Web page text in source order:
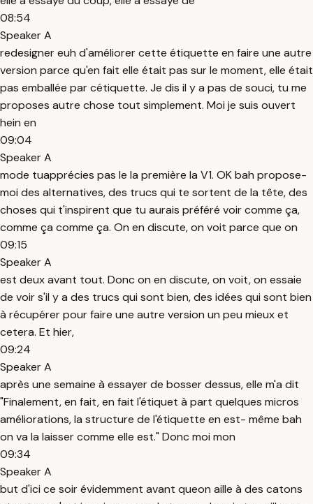
08:54
Speaker A
redesigner euh d'améliorer cette étiquette en faire une autre
version parce qu'en fait elle était pas sur le moment, elle était
pas emballée par cétiquette. Je dis il y a pas de souci, tu me
proposes autre chose tout simplement. Moi je suis ouvert
hein en
09:04
Speaker A
mode tuapprécies pas le la première la V1. OK bah propose-
moi des alternatives, des trucs qui te sortent de la tête, des
choses qui t'inspirent que tu aurais préféré voir comme ça,
comme ça comme ça. On en discute, on voit parce que on
09:15
Speaker A
est deux avant tout. Donc on en discute, on voit, on essaie
de voir s'il y a des trucs qui sont bien, des idées qui sont bien
à récupérer pour faire une autre version un peu mieux et
cetera. Et hier,
09:24
Speaker A
après une semaine à essayer de bosser dessus, elle m'a dit
"Finalement, en fait, en fait l'étiquet à part quelques micros
améliorations, la structure de l'étiquette en est- même bah
on va la laisser comme elle est." Donc moi mon
09:34
Speaker A
but d'ici ce soir évidemment avant queon aille à des catons